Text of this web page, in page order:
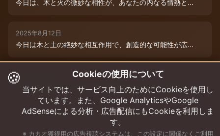
今日は、木と火の微妙な相性が、あなたの内なる情熱と...
2025年8月12日
今日は木と土の絶妙な相互作用で、創造的な可能性が広...
2025年8月12日
今日は、燃えるような情熱と成長のエネルギーに満ちた...
🍪 Cookieの使用について
当サイトでは、サービス向上のためにCookieを使用し
ています。また、Google AnalyticsやGoogle
AdSenseによる分析・広告配信にもCookieを利用しま
す。
※ カカオ獲得用の広告視聴システムは、この設定に関係なくご利用